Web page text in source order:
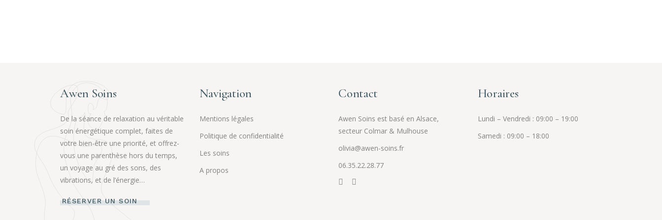
Awen Soins
De la séance de relaxation au véritable
soin énergétique complet, faites de
votre bien-être une priorité, et offrez-
vous une parenthèse hors du temps,
un voyage au gré des sons, des
vibrations, et de l’énergie…
RÉSERVER UN SOIN
Navigation
Mentions légales
Politique de confidentialité
Les soins
A propos
Contact
Awen Soins est basé en Alsace,
secteur Colmar & Mulhouse
olivia@awen-soins.fr
06.35.22.28.77
Horaires
Lundi – Vendredi : 09:00 – 19:00
Samedi : 09:00 – 18:00